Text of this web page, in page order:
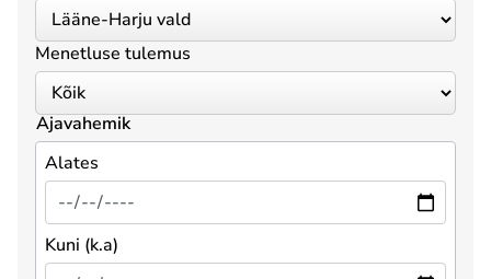
Menetluse tulemus
Ajavahemik
Alates
Kuni (k.a)